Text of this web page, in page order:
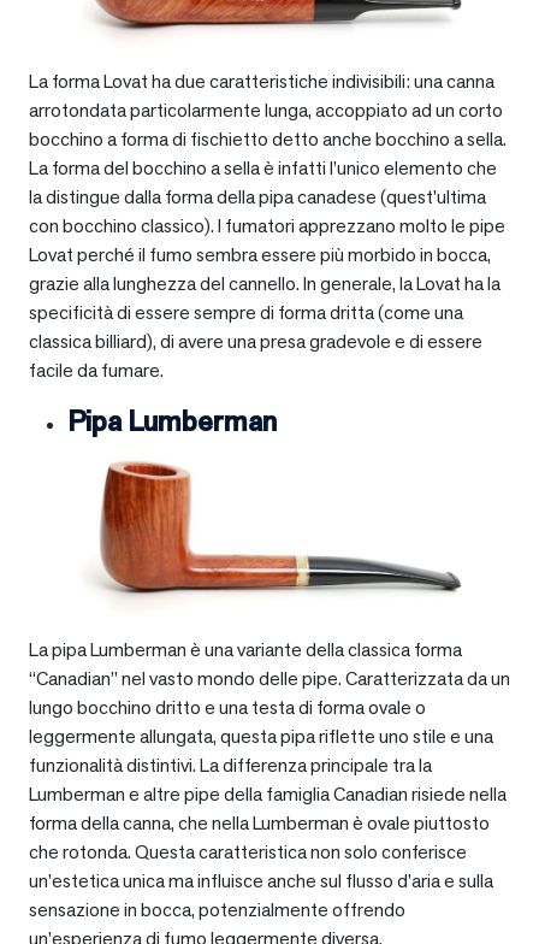
La forma Lovat ha due caratteristiche indivisibili: una canna
arrotondata particolarmente lunga, accoppiato ad un corto
bocchino a forma di fischietto detto anche bocchino a sella.
La forma del bocchino a sella è infatti l’unico elemento che
la distingue dalla forma della pipa canadese (quest’ultima
con bocchino classico). I fumatori apprezzano molto le pipe
Lovat perché il fumo sembra essere più morbido in bocca,
grazie alla lunghezza del cannello. In generale, la Lovat ha la
specificità di essere sempre di forma dritta (come una
classica billiard), di avere una presa gradevole e di essere
facile da fumare.
Pipa Lumberman
La pipa Lumberman è una variante della classica forma
“Canadian” nel vasto mondo delle pipe. Caratterizzata da un
lungo bocchino dritto e una testa di forma ovale o
leggermente allungata, questa pipa riflette uno stile e una
funzionalità distintivi. La differenza principale tra la
Lumberman e altre pipe della famiglia Canadian risiede nella
forma della canna, che nella Lumberman è ovale piuttosto
che rotonda. Questa caratteristica non solo conferisce
un’estetica unica ma influisce anche sul flusso d’aria e sulla
sensazione in bocca, potenzialmente offrendo
un’esperienza di fumo leggermente diversa.